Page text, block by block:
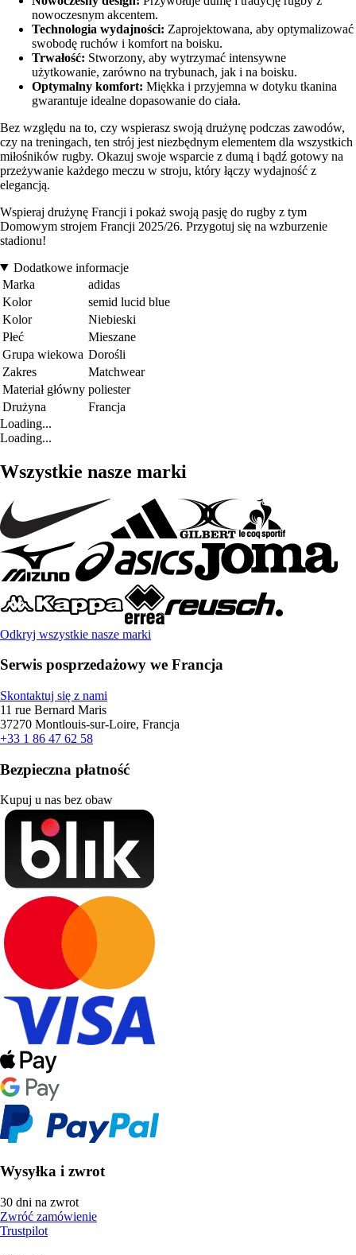
nowoczesnym akcentem.
Technologia wydajności: Zaprojektowana, aby optymalizować
swobodę ruchów i komfort na boisku.
Trwałość: Stworzony, aby wytrzymać intensywne
użytkowanie, zarówno na trybunach, jak i na boisku.
Optymalny komfort: Miękka i przyjemna w dotyku tkanina
gwarantuje idealne dopasowanie do ciała.
Bez względu na to, czy wspierasz swoją drużynę podczas zawodów,
czy na treningach, ten strój jest niezbędnym elementem dla wszystkich
miłośników rugby. Okazuj swoje wsparcie z dumą i bądź gotowy na
przeżywanie każdego meczu w stroju, który łączy wydajność z
elegancją.
Wspieraj drużynę Francji i pokaż swoją pasję do rugby z tym
Domowym strojem Francji 2025/26. Przygotuj się na wzburzenie
stadionu!
Dodatkowe informacje
Marka
adidas
Kolor
semid lucid blue
Kolor
Niebieski
Płeć
Mieszane
Grupa wiekowa Dorośli
Zakres
Matchwear
Materiał główny poliester
Drużyna
Francja
Loading...
Loading...
Wszystkie nasze marki
Odkryj wszystkie nasze marki
Serwis posprzedażowy we Francja
Skontaktuj się z nami
11 rue Bernard Maris
37270 Montlouis-sur-Loire, Francja
+33 1 86 47 62 58
Bezpieczna płatność
Kupuj u nas bez obaw
Wysyłka i zwrot
30 dni na zwrot
Zwróć zamówienie
Trustpilot